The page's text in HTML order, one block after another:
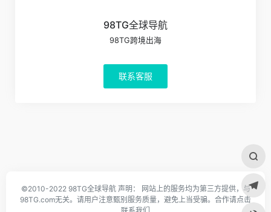
98TG全球导航
98TG跨境出海
联系客服
©2010-2022 98TG全球导航 声明： 网站上的服务均为第三方提供，与
98TG.com无关。请用户注意甄别服务质量，避免上当受骗。合作请点击